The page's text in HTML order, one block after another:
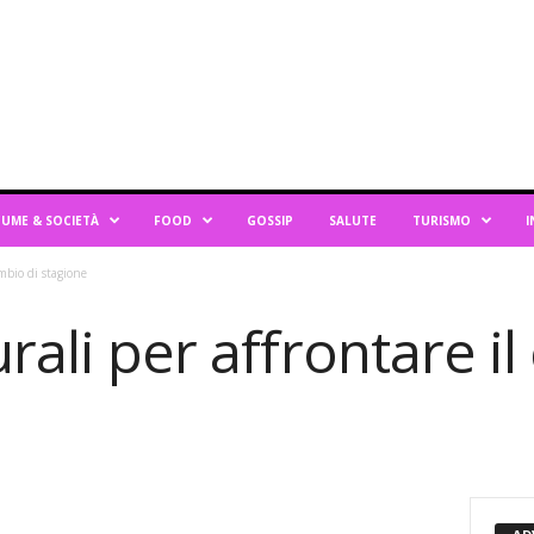
& SOCIETÀ FOOD GOSSIP SALUTE TURISMO
di stagione
per affrontare il